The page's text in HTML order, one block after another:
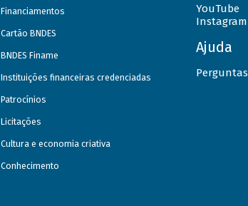
Financiamentos
Cartão BNDES
BNDES Finame
Instituições financeiras credenciadas
Patrocínios
Licitações
Cultura e economia criativa
Conhecimento
YouTube
Instagram
Ajuda